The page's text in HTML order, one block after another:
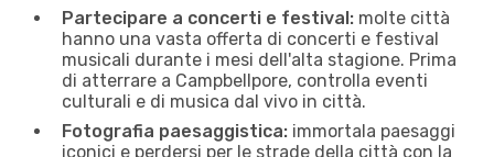
Partecipare a concerti e festival: molte città
hanno una vasta offerta di concerti e festival
musicali durante i mesi dell'alta stagione. Prima
di atterrare a Campbellpore, controlla eventi
culturali e di musica dal vivo in città.
Fotografia paesaggistica: immortala paesaggi
iconici e perdersi per le strade della città con la